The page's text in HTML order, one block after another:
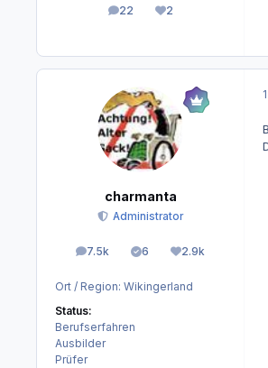
22
Beiträge2
Reputation
charmanta
Administrator
7.5k
Beiträge 6
Lösungen2.9k
Reputation
Ort / Region: Wikingerland
Status:
Berufserfahren
Ausbilder
Prüfer